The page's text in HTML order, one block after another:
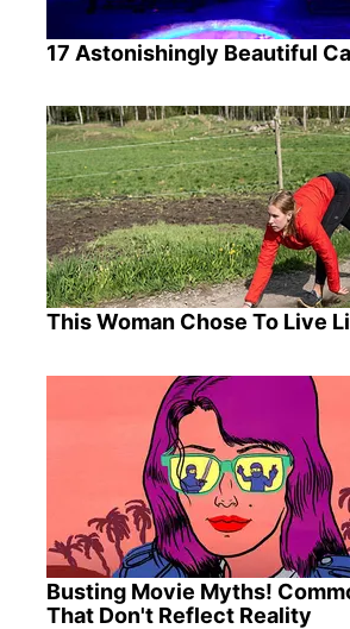
17 Astonishingly Beautiful
This Woman Chose To Live
Busting Movie Myths!
That Don't Reflect Reality